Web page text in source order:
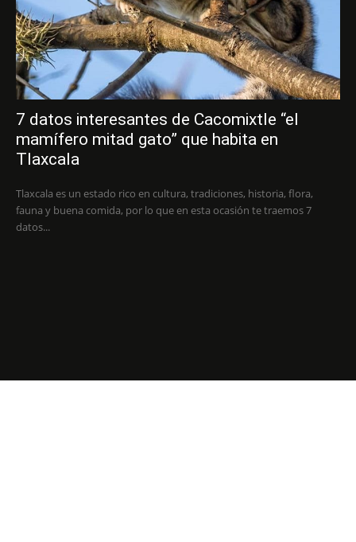
7 datos interesantes de Cacomixtle “el
mamífero mitad gato” que habita en
Tlaxcala
Tlaxcala es un estado rico en cultura, tradiciones, historia, flora,
fauna y buena comida, por lo que en esta ocasión te traemos 7
datos...